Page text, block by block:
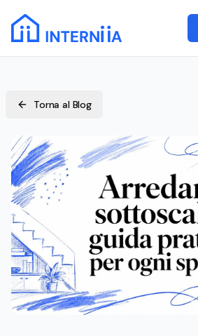
Torna al Blog